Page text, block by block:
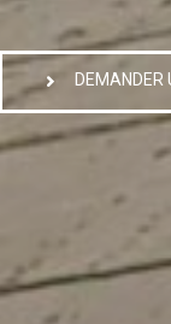
DEMANDER